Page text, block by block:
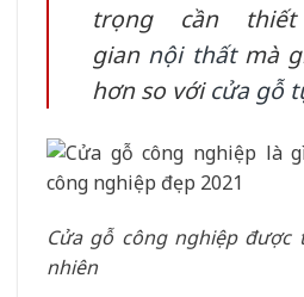
trọng cần
gian nội thấtmà
hơn so vớicửa gỗ
Cửa gỗ công nghiệp
nhiên